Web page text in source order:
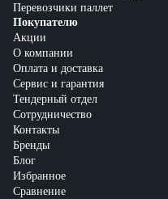
Перевозчики паллет
Покупателю
Акции
О компании
Оплата и доставка
Сервис и гарантия
Тендерный отдел
Сотрудничество
Контакты
Бренды
Блог
Избранное
Сравнение